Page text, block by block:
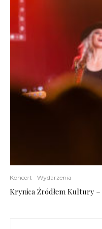
Koncert Wydarzenia
Krynica Źródłem Kultury –